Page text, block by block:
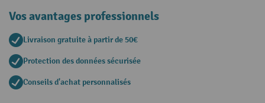
Vos avantages professionnels
Livraison gratuite à partir de 50€
Protection des données sécurisée
Conseils d'achat personnalisés